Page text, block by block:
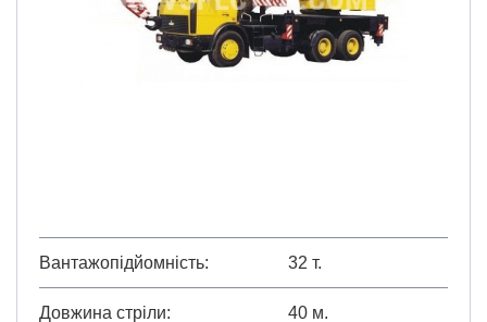
Вантажопідйомність 32 т.
Довжина стріли 40 м.